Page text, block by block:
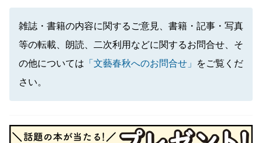
雑誌・書籍の内容に関するご意見、書籍・記事・写真
等の転載、朗読、二次利用などに関するお問合せ、そ
の他については 「文藝春秋へのお問合せ」
をご覧くだ
さい。